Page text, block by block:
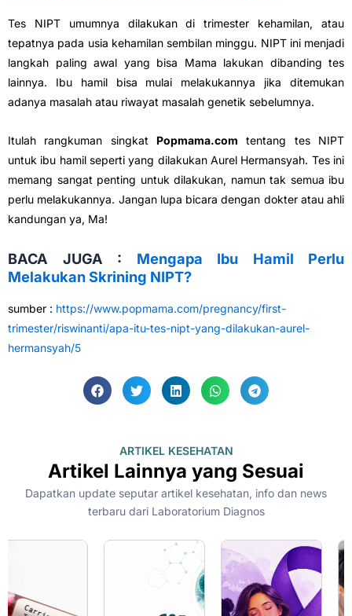
Tes NIPT umumnya dilakukan di trimester kehamilan, atau
tepatnya pada usia kehamilan sembilan minggu. NIPT ini menjadi
langkah paling awal yang bisa Mama lakukan dibanding tes
lainnya. Ibu hamil bisa mulai melakukannya jika ditemukan
adanya masalah atau riwayat masalah genetik sebelumnya.
Itulah rangkuman singkat Popmama.com tentang tes NIPT
untuk ibu hamil seperti yang dilakukan Aurel Hermansyah. Tes ini
memang sangat penting untuk dilakukan, namun tak semua ibu
perlu melakukannya. Jangan lupa bicara dengan dokter atau ahli
kandungan ya, Ma!
BACA JUGA : Mengapa Ibu Hamil Perlu
Melakukan Skrining NIPT?
sumber : https://www.popmama.com/pregnancy/first-
trimester/riswinanti/apa-itu-tes-nipt-yang-dilakukan-aurel-
hermansyah/5
ARTIKEL KESEHATAN
Artikel Lainnya yang Sesuai
Dapatkan update seputar artikel kesehatan, info dan news
terbaru dari Laboratorium Diagnos